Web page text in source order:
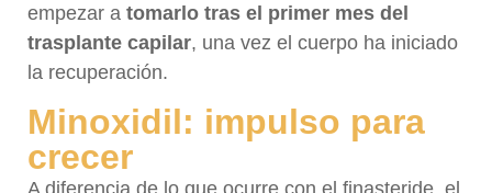
empezar a tomarlo tras el primer mes del
trasplante capilar, una vez el cuerpo ha iniciado
la recuperación.
Minoxidil: impulso para
crecer
A diferencia de lo que ocurre con el finasteride, el